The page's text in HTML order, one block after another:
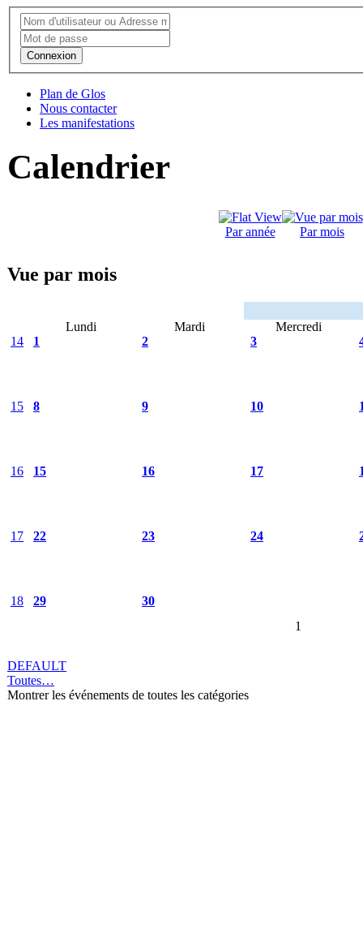
Connexion
Plan de Glos
Nous contacter
Les manifestations
Calendrier
Par année Par mois
Vue par mois
Lundi Mardi
Mercredi
14
1 2 3
15 8 9 10
16 15 16 17
17 22 23 24
18 29
30
1
DEFAULT
Toutes…
Montrer les événements de toutes les catégories